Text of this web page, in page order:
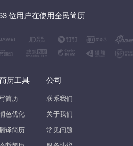
位用户在使用全民简历
历工具
简历
色优化
译简历
公司
联系我们
关于我们
常见问题